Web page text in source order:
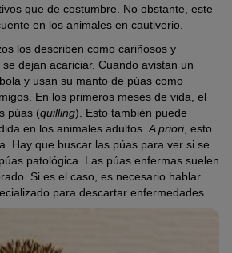
que de costumbre. No obstante, este
en los animales en cautiverio.
los describen como cariñosos y
dejan acariciar. Cuando avistan un
y usan su manto de púas como
En los primeros meses de vida, el
púas (quilling). Esto también puede
en los animales adultos. A priori, esto
Hay que buscar las púas para ver si se
patológica. Las púas enfermas suelen
Si es el caso, es necesario hablar
para descartar enfermedades.